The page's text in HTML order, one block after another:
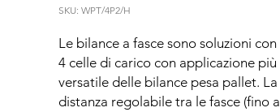
SKU: WPT/4P2/H
Le bilance a fasce sono soluzioni con
4 celle di carico con applicazione più
versatile delle bilance pesa pallet. La
distanza regolabile tra le fasce (fino a